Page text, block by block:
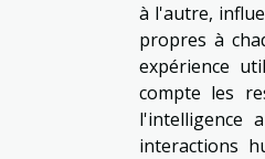
à l'autre,
propres à
expérience
compte les
l'intelligence
interactions